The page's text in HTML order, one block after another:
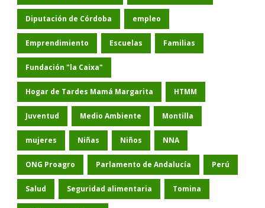
Diputación de Córdoba empleo
Emprendimiento Escuelas Familias
Fundación "la Caixa"
Hogar de Tardes Mamá Margarita HTMM
Juventud Medio Ambiente Montilla
mujeres Niñas Niños NNA
ONG Proagro Parlamento de Andalucía Perú
Salud Seguridad alimentaria Tomina